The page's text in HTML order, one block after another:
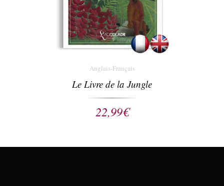
Anglais-Français
Le Livre de la Jungle
22,99€